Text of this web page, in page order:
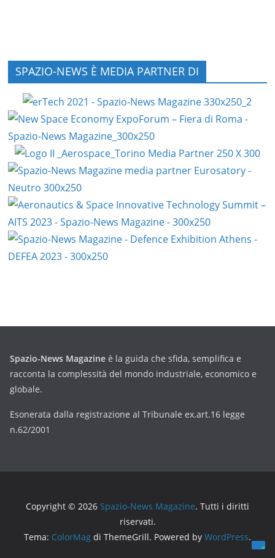
SPAZIO-NEWS È MEDIA PARTNER DI
Spazio-News Magazine è la guida che sfida, semplifica e
racconta la complessità del mondo industriale, economico e
globale.
Esonerata dalla registrazione al Tribunale ex.art.16 legge
n.62/2001
Copyright © 2026 Spazio-News Magazine. Tutti i diritti
riservati.
Tema: ColorMag di ThemeGrill. Powered by WordPress.